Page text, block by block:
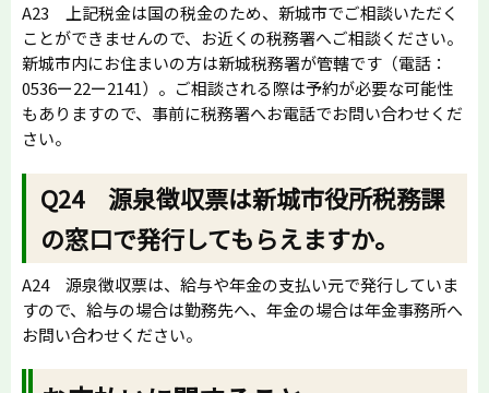
A23 上記税金は国の税金のため、新城市でご相談いただく
ことができませんので、お近くの税務署へご相談ください。
新城市内にお住まいの方は新城税務署が管轄です（電話：
0536ー22ー2141）。ご相談される際は予約が必要な可能性
もありますので、事前に税務署へお電話でお問い合わせくだ
さい。
Q24 源泉徴収票は新城市役所税務課
の窓口で発行してもらえますか。
A24 源泉徴収票は、給与や年金の支払い元で発行していま
すので、給与の場合は勤務先へ、年金の場合は年金事務所へ
お問い合わせください。